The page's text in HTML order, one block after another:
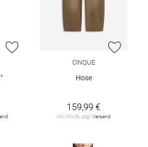
ZUR WUNSCHLISTE HINZUFÜGEN
ZUR
CINQUE
Hose
159,99 €
inkl. MwSt. zzgl.Versand